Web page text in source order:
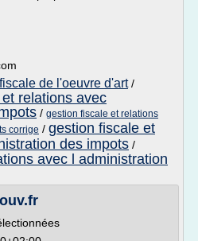
de l'oeuvre d'art/
relations avec
/ gestion fiscale et relations
corrige / gestion fiscale et
des impots /
avec l administration